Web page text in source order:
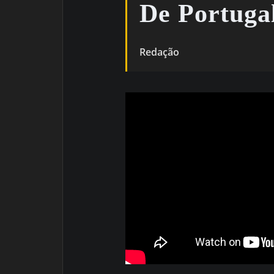
De
Redação